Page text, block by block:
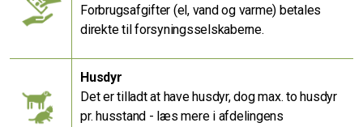
Forbrugsafgifter (el, vand og varme) betales
direkte til forsyningsselskaberne.
Husdyr
Det er tilladt at have husdyr, dog max. to husdyr
pr. husstand - læs mere i afdelingens